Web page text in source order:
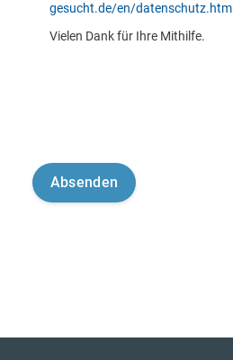
gesucht.de/en/datenschutz.html
Vielen Dank für Ihre Mithilfe.